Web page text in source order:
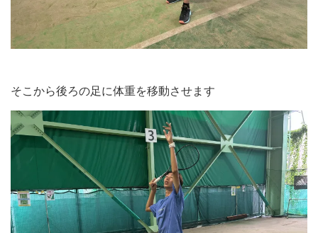
そこから後ろの足に体重を移動させます